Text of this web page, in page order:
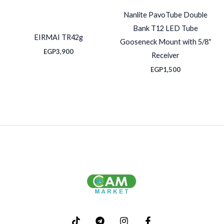
Nanlite PavoTube Double
Bank T12 LED Tube
Gooseneck Mount with 5/8″
Receiver
EGP1,500
EIRMAI TR42g
EGP3,900